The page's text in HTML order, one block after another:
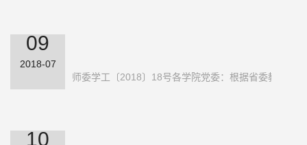
09
2018-07
关于做好2018年福建易班“十佳品牌
师委学工〔2018〕18号各学院党委：根据省委教育工
10